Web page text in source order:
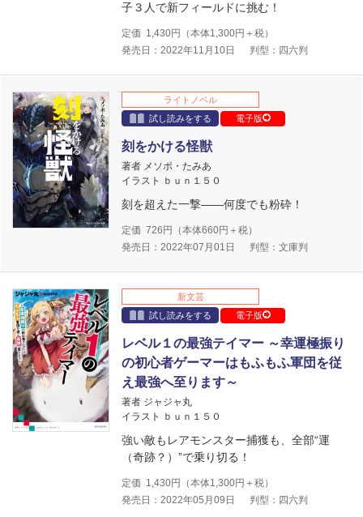
子３人で新フィールドに挑む！
定価 1,430円（本体1,300円＋税）
発売日：2022年11月10日
判型：四六判
ライトノベル
試し読みをする
電子版
刻をかける怪獣
著者 メソポ・たみあ
イラスト ｂｕｎ１５０
刻を超えた一撃――何度でも粉砕！
定価 726 円（本体660円＋税）
発売日：2022年07月01日
判型：文庫判
新文芸
試し読みをする
電子版
レベル１の最強テイマー ～幸運極振り
の初心者ゲーマーはもふもふ軍団を従
え最強へ至ります～
著者 ジャジャ丸
イラスト ｂｕｎ１５０
強い敵もレアモンスター捕獲も、全部“運
（奇跡？）”で乗り切る！
定価 1,430円（本体1,300円＋税）
発売日：2022年05月09日
判型：四六判